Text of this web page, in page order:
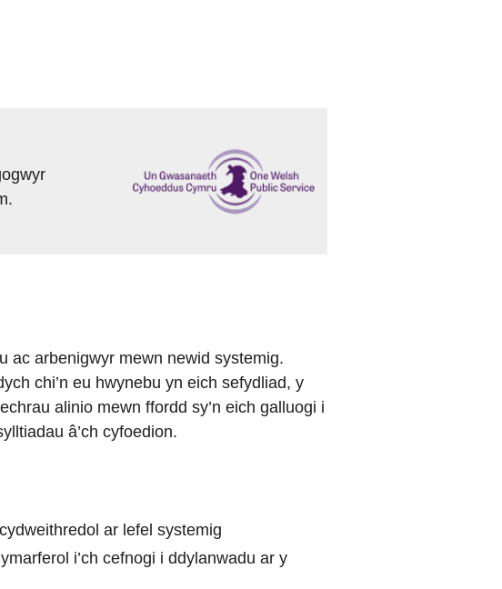
ac arbenigwyr mewn newid systemig.
chi’n eu hwynebu yn eich sefydliad, y
alinio mewn ffordd sy’n eich galluogi i
â’ch cyfoedion.
ar lefel systemig
i’ch cefnogi i ddylanwadu ar y